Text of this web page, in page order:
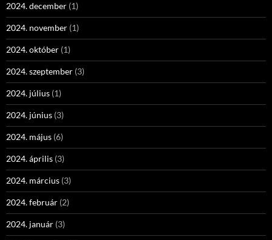
2024. december (1)
2024. november (1)
2024. október (1)
2024. szeptember (3)
2024. július (1)
2024. június (3)
2024. május (6)
2024. április (3)
2024. március (3)
2024. február (2)
2024. január (3)